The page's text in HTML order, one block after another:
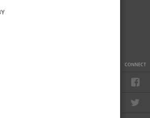
CONNECT